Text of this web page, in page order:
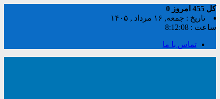
کل امروز 0
تاریخ : جمعه, ۱۶ مرداد , ۱۴۰۵
ساعت : 8:12:08
تماس با ما